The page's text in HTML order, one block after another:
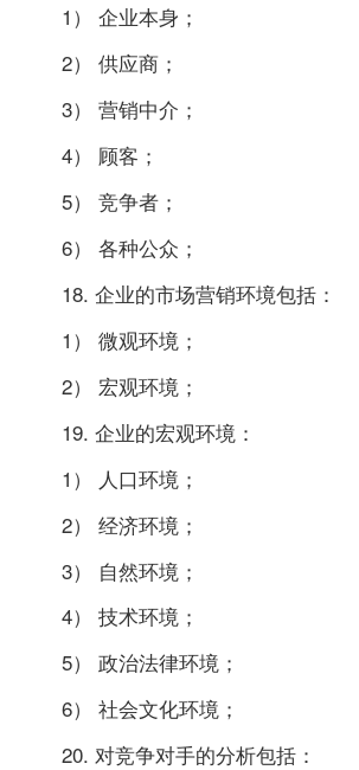
1） 企业本身；
2） 供应商；
3） 营销中介；
4） 顾客；
5） 竞争者；
6） 各种公众；
18. 企业的市场营销环境包括：
1） 微观环境；
2） 宏观环境；
19. 企业的宏观环境：
1） 人口环境；
2） 经济环境；
3） 自然环境；
4） 技术环境；
5） 政治法律环境；
6） 社会文化环境；
20. 对竞争对手的分析包括：